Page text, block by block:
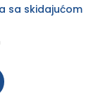
sa skidajućom